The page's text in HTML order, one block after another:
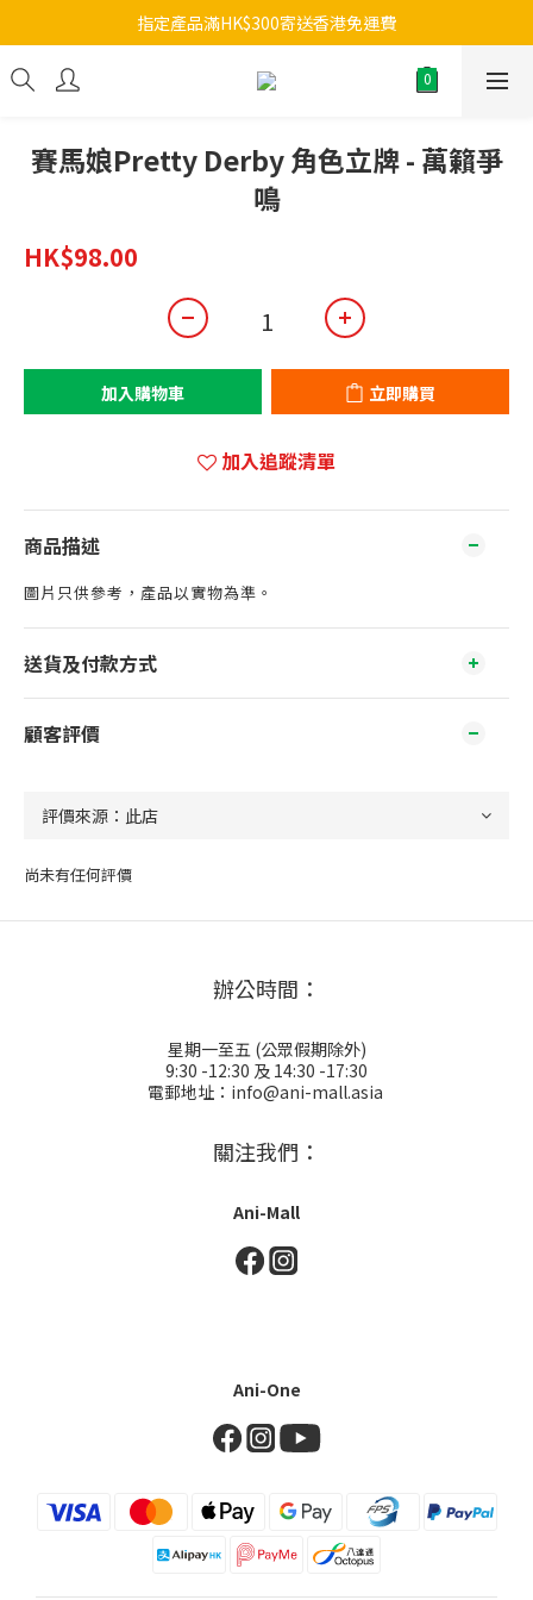
指定產品滿HK$300寄送香港免運費
賽馬娘Pretty Derby 角色立牌 - 萬籟爭
鳴
HK$98.00
加入購物車 立即購買
加入追蹤清單
商品描述
圖片只供參考，產品以實物為準。
送貨及付款方式
顧客評價
尚未有任何評價
辦公時間：
星期一至五 (公眾假期除外)
9:30 -12:30 及 14:30 -17:30
電郵地址：info@ani-mall.asia
關注我們：
Ani-Mall
Ani-One